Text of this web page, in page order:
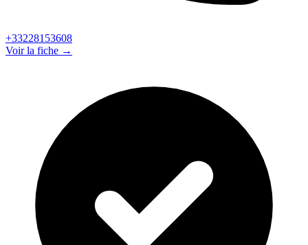
+33228153608
Voir la fiche →